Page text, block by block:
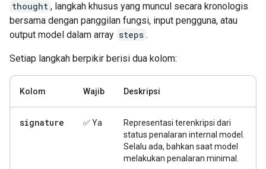
thought , langkah khusus yang muncul secara kronologis
bersama dengan panggilan fungsi, input pengguna, atau
output model dalam array steps .
Setiap langkah berpikir berisi dua kolom:
Kolom Wajib Deskripsi
signature ✅ Ya
Representasi terenkripsi dari
status penalaran internal model.
Selalu ada, bahkan saat model
melakukan penalaran minimal.